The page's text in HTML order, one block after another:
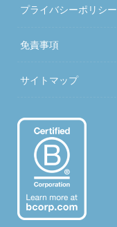
プライバシーポリシー
免責事項
サイトマップ